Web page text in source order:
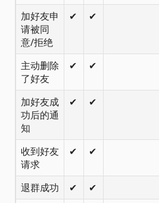
加好友申
请被同
意/拒绝
✔ ✔
主动删除
了好友
✔ ✔
加好友成
功后的通
知
✔ ✔
收到好友
请求
✔ ✔
退群成功 ✔
✔